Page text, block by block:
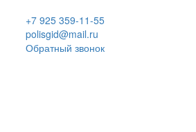
+7 925 359-11-55
polisgid@mail.ru
Обратный звонок